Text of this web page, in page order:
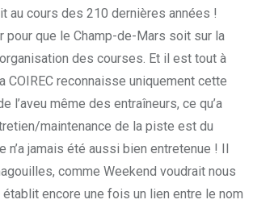
au cours des 210 dernières années !
pour que le Champ-de-Mars soit sur la
des courses. Et il est tout à
COIREC reconnaisse uniquement cette
l’aveu même des entraîneurs, ce qu’a
maintenance de la piste est du
n’a jamais été aussi bien entretenue ! Il
comme Weekend voudrait nous
établit encore une fois un lien entre le nom